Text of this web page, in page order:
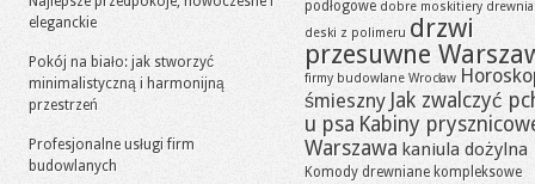
eleganckie
Pokój na biało: jak stworzyć
minimalistyczną i harmonijną
przestrzeń
Profesjonalne usługi firm
budowlanych
podłogowe dobre moskitiery
deski z polimeru drzwi
przesuwne
firmy budowlane Wrocław
śmieszny Jak zwalczyć
u psa Kabiny
Warszawa kaniula dożylna
Komody drewniane kompleksowe